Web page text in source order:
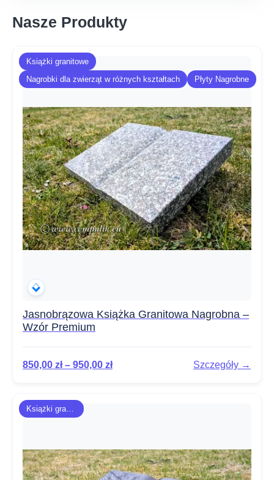
Nasze Produkty
Książki granitowe
Nagrobki dla zwierząt w różnych kształtach
Płyty Nagrobne
Jasnobrązowa Książka Granitowa Nagrobna –
Wzór Premium
850,00 zł – 950,00 zł Szczegóły →
Książki granitowe